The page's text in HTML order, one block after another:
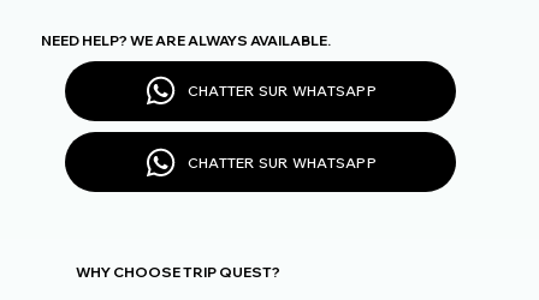
NEED HELP? WE ARE ALWAYS AVAILABLE.
CHATTER SUR WHATSAPP
CHATTER SUR WHATSAPP
WHY CHOOSE TRIP QUEST?